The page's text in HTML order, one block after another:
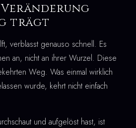
Veränderung
trägt
verblasst genauso schnell. Es
an, nicht an ihrer Wurzel. Diese
Weg. Was einmal wirklich
wurde, kehrt nicht einfach
und aufgelöst hast, ist